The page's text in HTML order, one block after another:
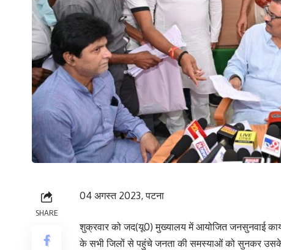
SHARE
04 अगस्त 2023, पटना
शुक्रवार को जद(यू0) मुख्यालय में आयोजित जनसुनवाई
के सभी जिलों से पहुंचे जनता की समस्याओं को सुनकर उसके